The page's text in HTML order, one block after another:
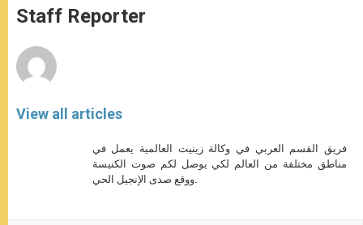
p
p
g
e
o
k
r
Staff Reporter
View all articles
فريق القسم العربي في وكالة زينيت العالمية يعمل في
مناطق مختلفة من العالم لكي يوصل لكم صوت الكنيسة
ووقع صدى الإنجيل الحي.